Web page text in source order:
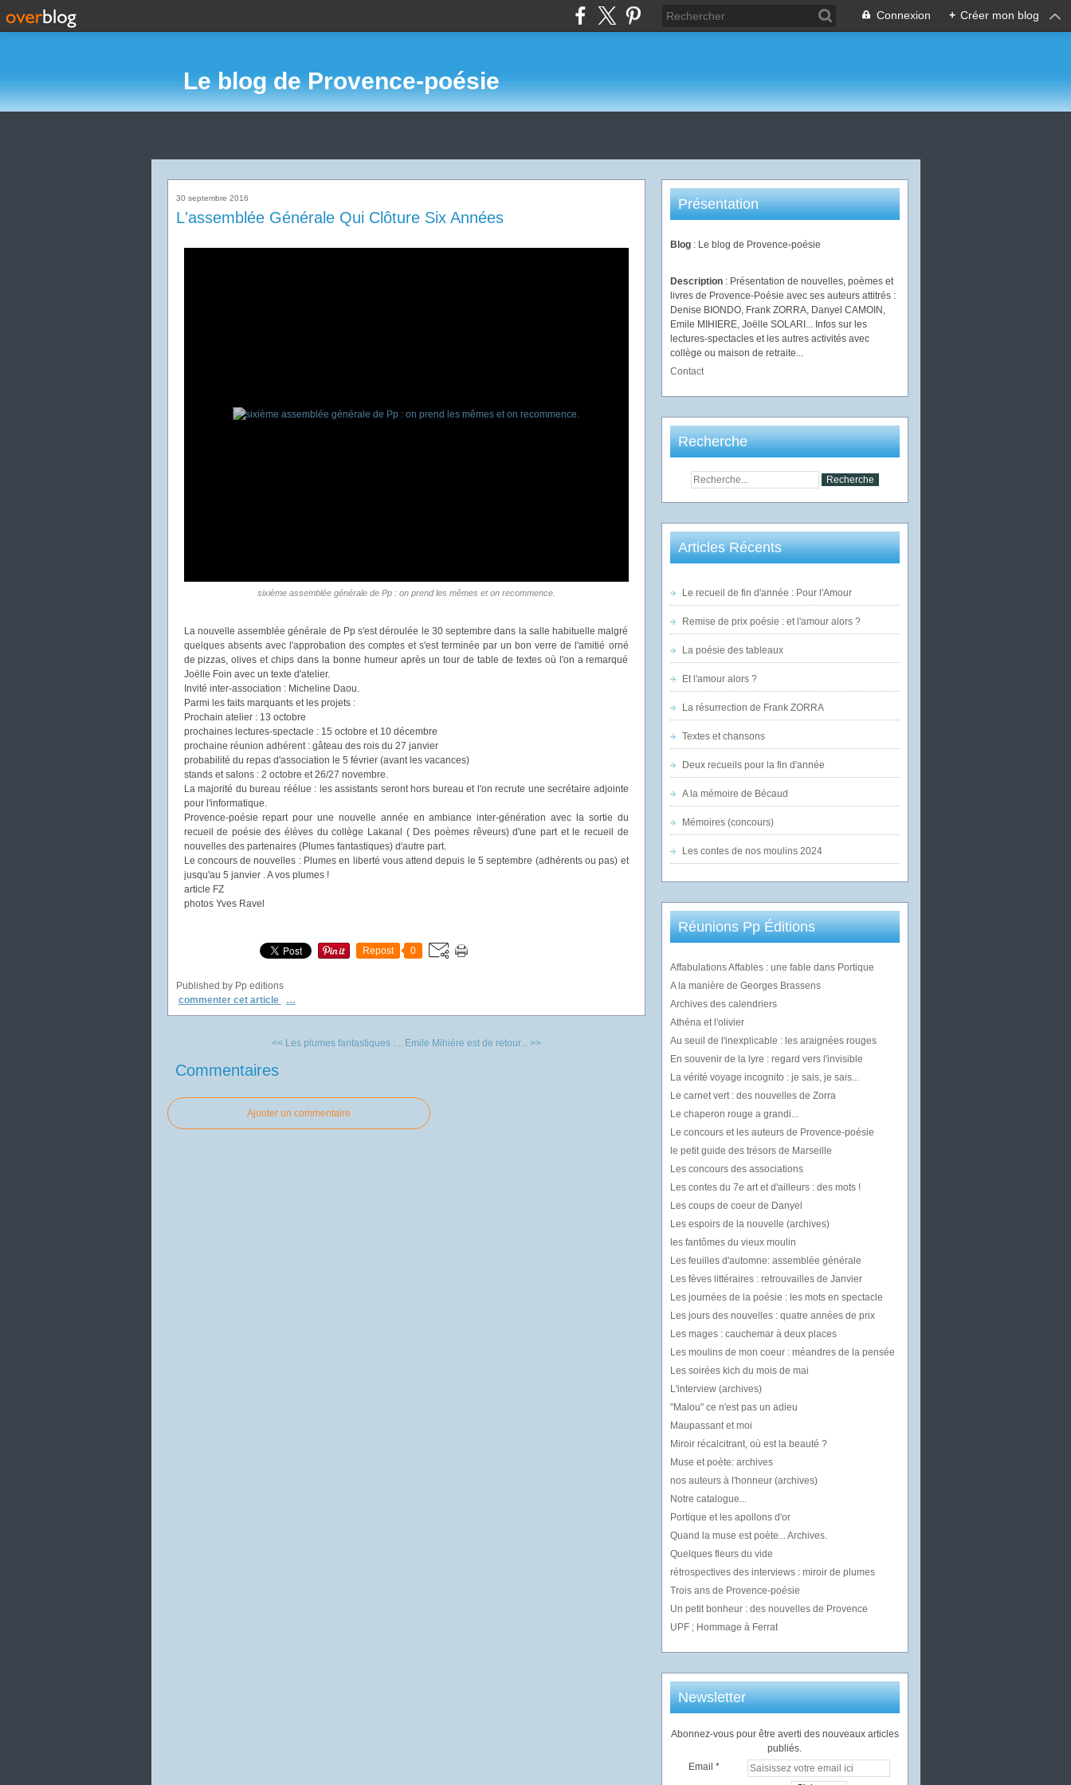
Connexion + Créer mon blog
Le blog de Provence-poésie
30 septembre 2016
L'assemblée Générale Qui Clôture Six Années
sixième assemblée générale de Pp : on prend les mêmes et on recommence.
La nouvelle assemblée générale de Pp s'est déroulée le 30 septembre dans la salle habituelle malgré
quelques absents avec l'approbation des comptes et s'est terminée par un bon verre de l'amitié orné
de pizzas, olives et chips dans la bonne humeur après un tour de table de textes où l'on a remarqué
Joëlle Foin avec un texte d'atelier.
Invité inter-association : Micheline Daou.
Parmi les faits marquants et les projets :
Prochain atelier : 13 octobre
prochaines lectures-spectacle : 15 octobre et 10 décembre
prochaine réunion adhérent : gâteau des rois du 27 janvier
probabilité du repas d'association le 5 février (avant les vacances)
stands et salons : 2 octobre et 26/27 novembre.
La majorité du bureau réélue : les assistants seront hors bureau et l'on recrute une secrétaire adjointe
pour l'informatique.
Provence-poésie repart pour une nouvelle année en ambiance inter-génération avec la sortie du
recueil de poésie des élèves du collège Lakanal ( Des poèmes rêveurs) d'une part et le recueil de
nouvelles des partenaires (Plumes fantastiques) d'autre part.
Le concours de nouvelles : Plumes en liberté vous attend depuis le 5 septembre (adhérents ou pas) et
jusqu'au 5 janvier . A vos plumes !
article FZ
photos Yves Ravel
Repost 0
Published by Pp editions
commenter cet article
…
<< Les plumes fantastiques :... Emile Mihière est de retour... >>
Commentaires
Ajouter un commentaire
Présentation
Blog : Le blog de Provence-poésie
Description : Présentation de nouvelles, poèmes et
livres de Provence-Poésie avec ses auteurs attitrés :
Denise BIONDO, Frank ZORRA, Danyel CAMOIN,
Emile MIHIERE, Joëlle SOLARI... Infos sur les
lectures-spectacles et les autres activités avec
collège ou maison de retraite...
Contact
Recherche
Articles Récents
Le recueil de fin d'année : Pour l'Amour
Remise de prix poésie : et l'amour alors ?
La poésie des tableaux
Et l'amour alors ?
La résurrection de Frank ZORRA
Textes et chansons
Deux recueils pour la fin d'année
A la mémoire de Bécaud
Mémoires (concours)
Les contes de nos moulins 2024
Réunions Pp Éditions
Affabulations Affables : une fable dans Portique
A la manière de Georges Brassens
Archives des calendriers
Athéna et l'olivier
Au seuil de l'inexplicable : les araignées rouges
En souvenir de la lyre : regard vers l'invisible
La vérité voyage incognito : je sais, je sais...
Le carnet vert : des nouvelles de Zorra
Le chaperon rouge a grandi...
Le concours et les auteurs de Provence-poésie
le petit guide des trésors de Marseille
Les concours des associations
Les contes du 7e art et d'ailleurs : des mots !
Les coups de coeur de Danyel
Les espoirs de la nouvelle (archives)
les fantômes du vieux moulin
Les feuilles d'automne: assemblée générale
Les fèves littéraires : retrouvailles de Janvier
Les journées de la poésie : les mots en spectacle
Les jours des nouvelles : quatre années de prix
Les mages : cauchemar à deux places
Les moulins de mon coeur : méandres de la pensée
Les soirées kich du mois de mai
L'interview (archives)
"Malou" ce n'est pas un adieu
Maupassant et moi
Miroir récalcitrant, où est la beauté ?
Muse et poète: archives
nos auteurs à l'honneur (archives)
Notre catalogue...
Portique et les apollons d'or
Quand la muse est poète... Archives.
Quelques fleurs du vide
rétrospectives des interviews : miroir de plumes
Trois ans de Provence-poésie
Un petit bonheur : des nouvelles de Provence
UPF ; Hommage à Ferrat
Newsletter
Abonnez-vous pour être averti des nouveaux articles
publiés.
Email